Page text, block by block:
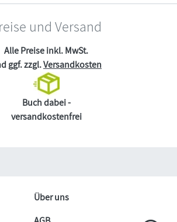
und Versand
Alle Preise inkl. MwSt.
ggf. zzgl.Versandkosten
Buch dabei -
versandkostenfrei
Über uns